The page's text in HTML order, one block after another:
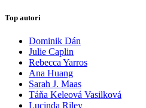
Top autori
Dominik Dán
Julie Caplin
Rebecca Yarros
Ana Huang
Sarah J. Maas
Táňa Keleová Vasilková
Lucinda Riley